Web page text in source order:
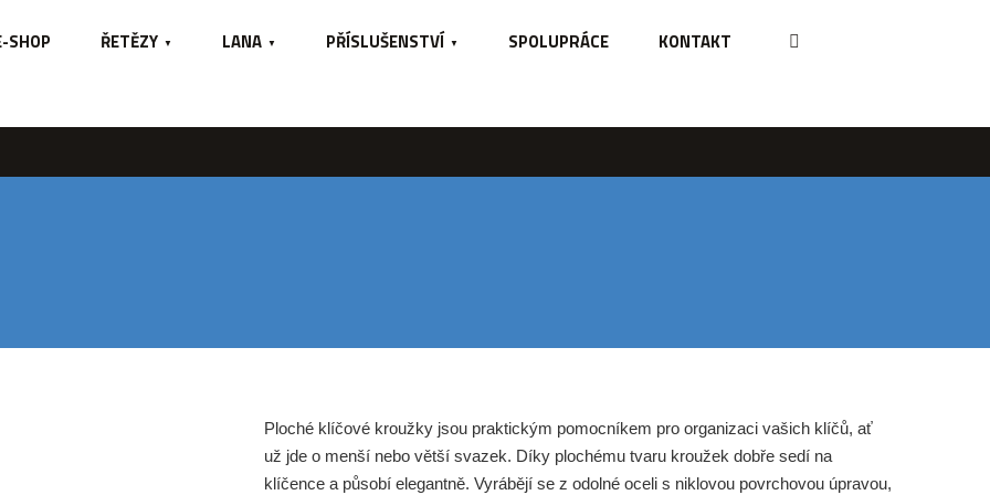
SHOP ŘETĚZY LANA PŘÍSLUŠENSTVÍ SPOLUPRÁCE KONTAKT
Ploché klíčové kroužky jsou praktickým pomocníkem pro organizaci vašich klíčů, ať
už jde o menší nebo větší svazek. Díky plochému tvaru kroužek dobře sedí na
klíčence a působí elegantně. Vyrábějí se z odolné oceli s niklovou povrchovou úpravou,